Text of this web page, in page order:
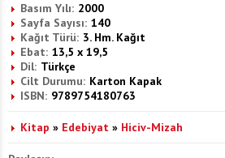
Basım Yılı: 2000
Sayfa Sayısı: 140
Kağıt Türü: 3. Hm. Kağıt
Ebat: 13,5 x 19,5
Dil: Türkçe
Cilt Durumu: Karton Kapak
ISBN: 9789754180763
Kitap » Edebiyat » Hiciv-Mizah